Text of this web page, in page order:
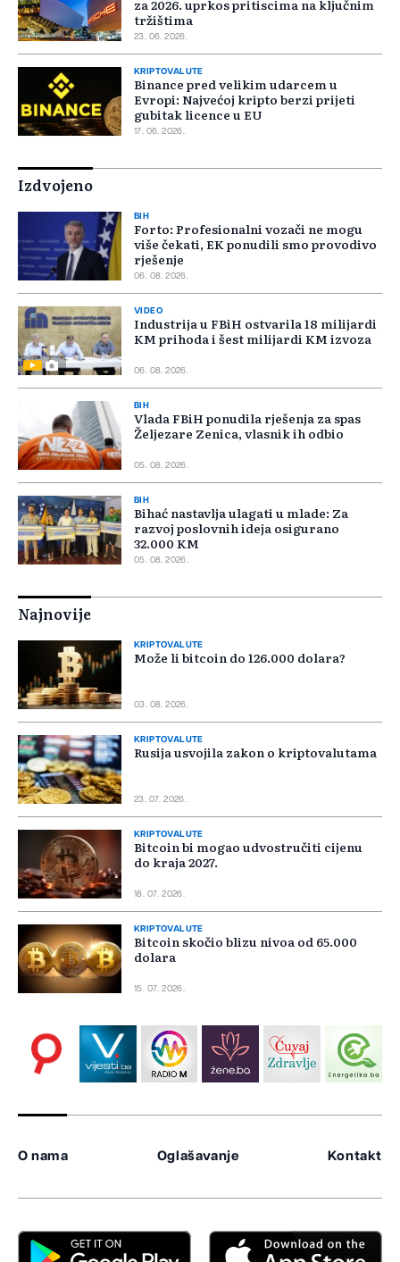
za 2026. uprkos pritiscima na ključnim
tržištima
23. 06. 2026.
KRIPTOVALUTE
Binance pred velikim udarcem u
Evropi: Najvećoj kripto berzi prijeti
gubitak licence u EU
17. 06. 2026.
Izdvojeno
BIH
Forto: Profesionalni vozači ne mogu
više čekati, EK ponudili smo provodivo
rješenje
06. 08. 2026.
VIDEO
Industrija u FBiH ostvarila 18 milijardi
KM prihoda i šest milijardi KM izvoza
06. 08. 2026.
BIH
Vlada FBiH ponudila rješenja za spas
Željezare Zenica, vlasnik ih odbio
05. 08. 2026.
BIH
Bihać nastavlja ulagati u mlade: Za
razvoj poslovnih ideja osigurano
32.000 KM
05. 08. 2026.
Najnovije
KRIPTOVALUTE
Može li bitcoin do 126.000 dolara?
03. 08. 2026.
KRIPTOVALUTE
Rusija usvojila zakon o kriptovalutama
23. 07. 2026.
KRIPTOVALUTE
Bitcoin bi mogao udvostručiti cijenu
do kraja 2027.
18. 07. 2026.
KRIPTOVALUTE
Bitcoin skočio blizu nivoa od 65.000
dolara
15. 07. 2026.
O nama Oglašavanje Kontakt